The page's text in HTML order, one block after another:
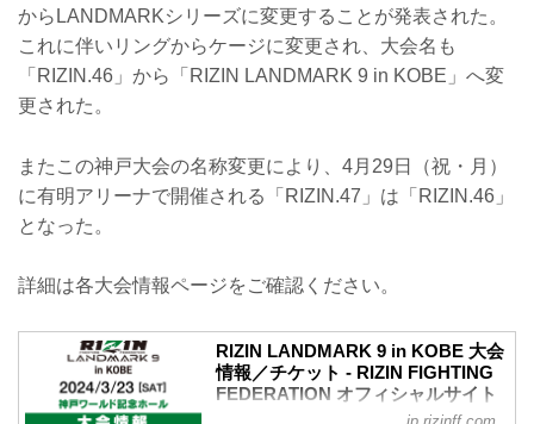
からLANDMARKシリーズに変更することが発表された。
これに伴いリングからケージに変更され、大会名も
「RIZIN.46」から「RIZIN LANDMARK 9 in KOBE」へ変
更された。
またこの神戸大会の名称変更により、4月29日（祝・月）
に有明アリーナで開催される「RIZIN.47」は「RIZIN.46」
となった。
詳細は各大会情報ページをご確認ください。
RIZIN LANDMARK 9 in KOBE 大会
情報／チケット - RIZIN FIGHTING
FEDERATION オフィシャルサイト